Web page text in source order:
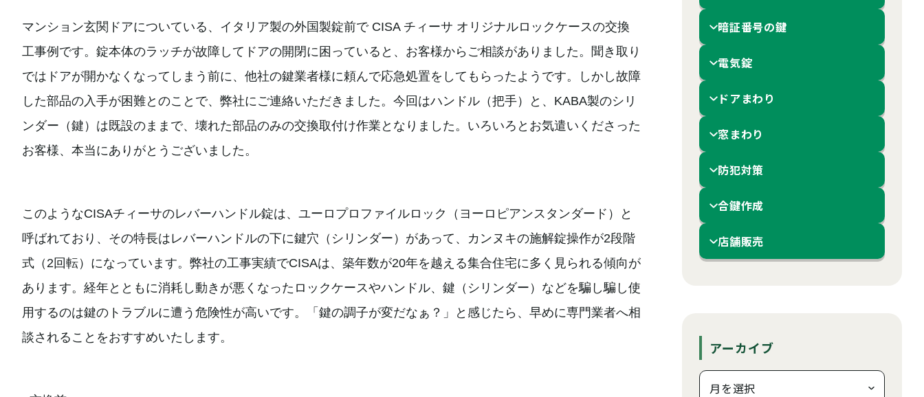
マンション玄関ドアについている、イタリア製の外国製錠前で CISA チィーサ オリジナルロックケースの交換
工事例です。錠本体のラッチが故障してドアの開閉に困っていると、お客様からご相談がありました。聞き取り
ではドアが開かなくなってしまう前に、他社の鍵業者様に頼んで応急処置をしてもらったようです。しかし故障
した部品の入手が困難とのことで、弊社にご連絡いただきました。今回はハンドル（把手）と、KABA製のシリ
ンダー（鍵）は既設のままで、壊れた部品のみの交換取付け作業となりました。いろいろとお気遣いくださった
お客様、本当にありがとうございました。
このようなCISAチィーサのレバーハンドル錠は、ユーロプロファイルロック（ヨーロピアンスタンダード）と
呼ばれており、その特長はレバーハンドルの下に鍵穴（シリンダー）があって、カンヌキの施解錠操作が2段階
式（2回転）になっています。弊社の工事実績でCISAは、築年数が20年を越える集合住宅に多く見られる傾向が
あります。経年とともに消耗し動きが悪くなったロックケースやハンドル、鍵（シリンダー）などを騙し騙し使
用するのは鍵のトラブルに遭う危険性が高いです。「鍵の調子が変だなぁ？」と感じたら、早めに専門業者へ相
談されることをおすすめいたします。
暗証番号の鍵
電気錠
ドアまわり
窓まわり
防犯対策
合鍵作成
店舗販売
アーカイブ